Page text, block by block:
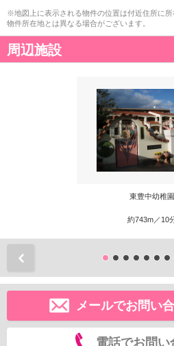
※地図上に表示される物件の位置は付近住所に
物件所在地とは異なる場合がございます。
周辺施設
東豊中幼稚園
約743m／10
メールでお問い
電話でお問い